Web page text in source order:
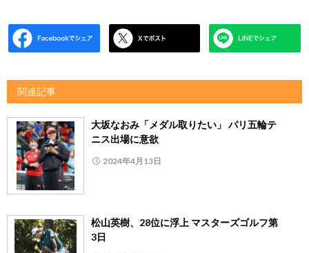
関連記事
大坂なおみ「メダル取りたい」 パリ五輪テ
ニス出場に意欲
2024年4月13日
松山英樹、28位に浮上 マスターズゴルフ第
3日